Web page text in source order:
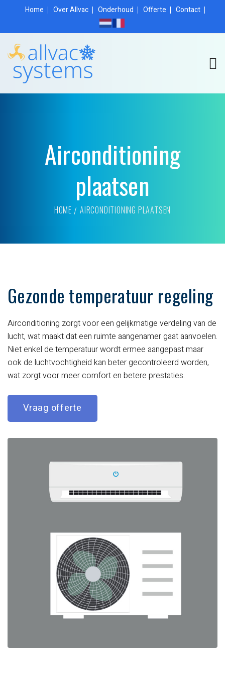
Home Over Allvac Onderhoud Offerte Contact
Airconditioning
plaatsen
HOME AIRCONDITIONING PLAATSEN
Gezonde temperatuur regeling
Airconditioning zorgt voor een gelijkmatige verdeling van de
lucht, wat maakt dat een ruimte aangenamer gaat aanvoelen.
Niet enkel de temperatuur wordt ermee aangepast maar
ook de luchtvochtigheid kan beter gecontroleerd worden,
wat zorgt voor meer comfort en betere prestaties.
Vraag offerte